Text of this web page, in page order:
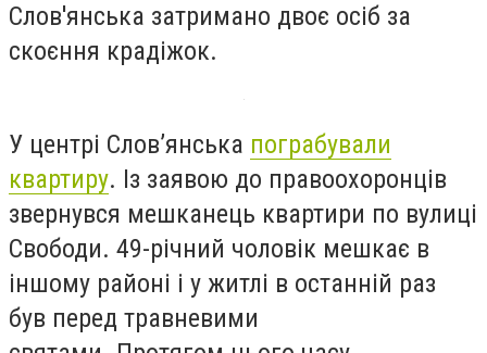
Слов'янська затримано двоє осіб за
скоєння крадіжок.
У центрі Слов’янська пограбували
квартиру. Із заявою до правоохоронців
звернувся мешканець квартири по вулиці
Свободи. 49-річний чоловік мешкає в
іншому районі і у житлі в останній раз
був перед травневими